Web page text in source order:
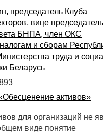
председатель Клуба
вице председатель
БНПА, член ОКС
и сборам
труда и
Беларусь
активов»
для организаций не
виде понятие